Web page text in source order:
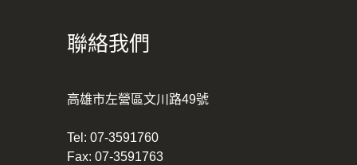
聯絡我們
高雄市左營區文川路49號
Tel: 07-3591760
Fax: 07-3591763